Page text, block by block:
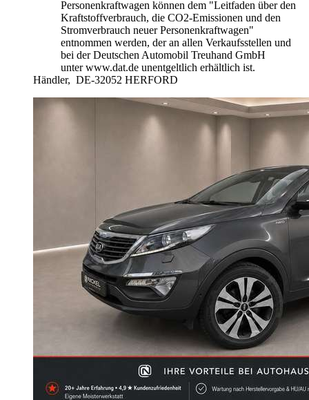
Personenkraftwagen können dem "Leitfaden über den
Kraftstoffverbrauch, die CO2-Emissionen und den
Stromverbrauch neuer Personenkraftwagen"
entnommen werden, der an allen Verkaufsstellen und
bei der Deutschen Automobil Treuhand GmbH
unter www.dat.de unentgeltlich erhältlich ist.
Händler, DE-32052 HERFORD